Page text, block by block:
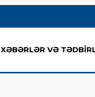
XƏBƏRLƏR VƏ